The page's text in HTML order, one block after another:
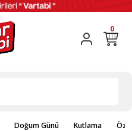
0
Doğum Günü Kutlama